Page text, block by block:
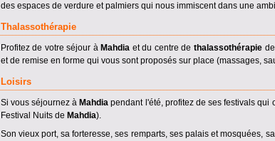
des espaces de verdure et palmiers qui nous immiscent dans une
Thalassothérapie
Profitez de votre séjour à Mahdia et du centre de thalassothérapiede
et de remise en forme qui vous sont proposés sur place (massages,
Loisirs
Si vous séjournez à Mahdia pendant l'été, profitez de ses festivals qui
Festival Nuits de Mahdia).
Son vieux port, sa forteresse, ses remparts, ses palais et mosquées,